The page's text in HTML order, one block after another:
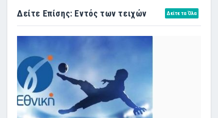
Δείτε Επίσης: Εντός των τειχών Δείτε τα Όλα